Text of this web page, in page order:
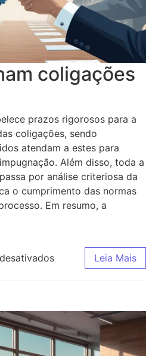
coligações
prazos rigorosos para a
coligações, sendo
atendam a estes para
Além disso, toda a
por análise criteriosa da
o cumprimento das normas
Em resumo, a
em ComoLeia Mais